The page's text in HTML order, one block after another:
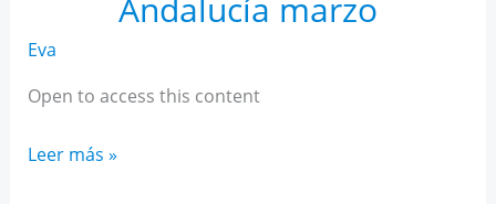
Andalucía marzo
Eva
Open to access this content
Historia
Leer más »